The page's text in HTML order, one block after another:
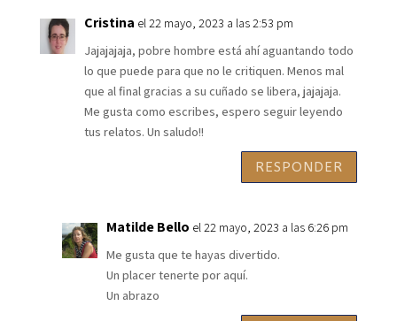
Cristina el 22 mayo, 2023 a las 2:53 pm
Jajajajaja, pobre hombre está ahí aguantando todo
lo que puede para que no le critiquen. Menos mal
que al final gracias a su cuñado se libera, jajajaja.
Me gusta como escribes, espero seguir leyendo
tus relatos. Un saludo!!
RESPONDER
Matilde Bello el 22 mayo, 2023 a las 6:26 pm
Me gusta que te hayas divertido.
Un placer tenerte por aquí.
Un abrazo